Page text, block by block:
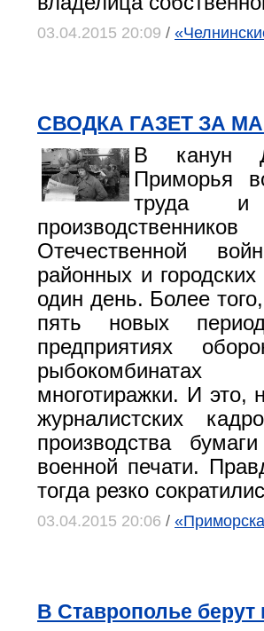
03.04.2015 20:09 /
СВОДКА ГАЗЕТ ЗА
В канун
Приморья
труда и
Отечественной
районных и
один день. Более
пять новых
предприятиях
многотиражки. И это,
журналистских
производства
военной печати.
тогда резко
03.04.2015 20:06 /
В Ставрополье